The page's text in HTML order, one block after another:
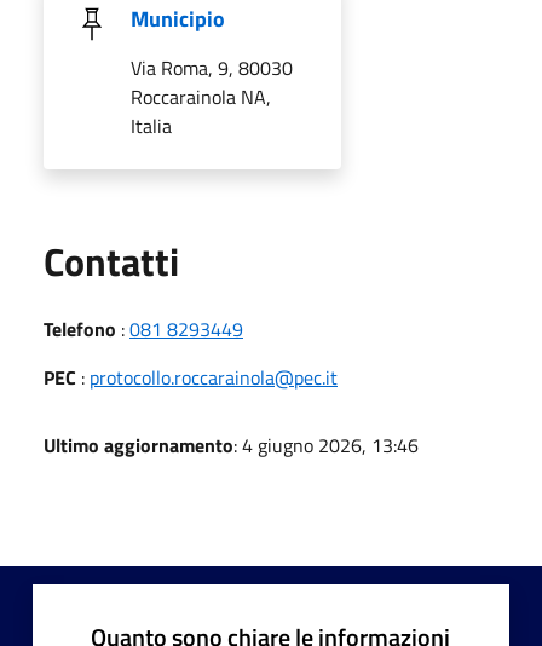
Municipio
Via Roma, 9, 80030
Roccarainola NA,
Italia
Contatti
Telefono :081 8293449
PEC : protocollo.roccarainola@pec.it
Ultimo aggiornamento: 4 giugno 2026, 13:46
Quanto sono chiare le informazioni